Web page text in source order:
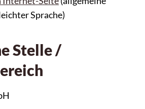
Sprache)
Stelle /